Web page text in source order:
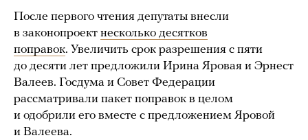
После первого чтения депутаты внесли
в законопроект несколько десятков
поправок. Увеличить срок разрешения с пяти
до десяти лет предложили Ирина Яровая и Эрнест
Валеев. Госдума и Совет Федерации
рассматривали пакет поправок в целом
и одобрили его вместе с предложением Яровой
и Валеева.